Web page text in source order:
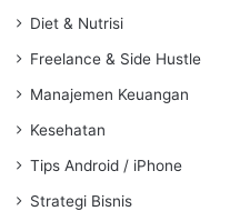
Diet & Nutrisi
Freelance & Side Hustle
Manajemen Keuangan
Kesehatan
Tips Android / iPhone
Strategi Bisnis